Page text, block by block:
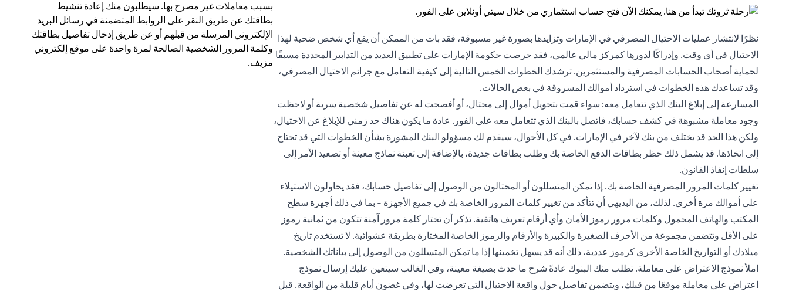
نظرًا لانتشار عمليات الاحتيال المصرفي في الإمارات وتزايدها بصورة غير مسبوقة، فقد بات من الممكن أن يقع أي شخص ضحية لهذا
الاحتيال في أي وقت. وإدراكًا لدورها كمركز مالي عالمي، فقد حرصت حكومة الإمارات على تطبيق العديد من التدابير المحددة مسبقًا
لحماية أصحاب الحسابات المصرفية والمستثمرين. ترشدك الخطوات الخمس التالية إلى كيفية التعامل مع جرائم الاحتيال المصرفي،
وقد تساعدك هذه الخطوات في استرداد أموالك المسروقة في بعض الحالات.
المسارعة إلى إبلاغ البنك الذي تتعامل معه: سواء قمت بتحويل أموال إلى محتال، أو أفصحت له عن تفاصيل شخصية سرية أو لاحظت
وجود معاملة مشبوهة في كشف حسابك، فاتصل بالبنك الذي تتعامل معه على الفور. عادة ما يكون هناك حد زمني للإبلاغ عن الاحتيال،
ولكن هذا الحد قد يختلف من بنك لآخر في الإمارات. في كل الأحوال، سيقدم لك مسؤولو البنك المشورة بشأن الخطوات التي قد تحتاج
إلى اتخاذها. قد يشمل ذلك حظر بطاقات الدفع الخاصة بك وطلب بطاقات جديدة، بالإضافة إلى تعبئة نماذج معينة أو تصعيد الأمر إلى
سلطات إنفاذ القانون.
تغيير كلمات المرور المصرفية الخاصة بك. إذا تمكن المتسللون أو المحتالون من الوصول إلى تفاصيل حسابك، فقد يحاولون الاستيلاء
على أموالك مرة أخرى. لذلك، من البديهي أن تتأكد من تغيير كلمات المرور الخاصة بك في جميع الأجهزة - بما في ذلك أجهزة سطح
المكتب والهاتف المحمول وكلمات مرور رموز الأمان وأي أرقام تعريف هاتفية. تذكر أن تختار كلمة مرور آمنة تتكون من ثمانية رموز
على الأقل وتتضمن مجموعة من الأحرف الصغيرة والكبيرة والأرقام والرموز الخاصة المختارة بطريقة عشوائية. لا تستخدم تاريخ
ميلادك أو التواريخ الخاصة الأخرى كرموز عددية، ذلك أنه قد يسهل تخمينها إذا ما تمكن المتسللون من الوصول إلى بياناتك الشخصية.
املأ نموذج الاعتراض على معاملة. تطلب منك البنوك عادةً شرح ما حدث بصيغة معينة، وفي الغالب سيتعين عليك إرسال نموذج
اعتراض على معاملة موقعًا من قبلك، ويتضمن تفاصيل حول واقعة الاحتيال التي تعرضت لها، وفي غضون أيام قليلة من الواقعة. قبل
بسبب معاملات غير مصرح بها. سيطلبون منك إعادة تنشيط
بطاقتك عن طريق النقر على الروابط المتضمنة في رسائل البريد
الإلكتروني المرسلة من قبلهم أو عن طريق إدخال تفاصيل بطاقتك
وكلمة المرور الشخصية الصالحة لمرة واحدة على موقع إلكتروني
مزيف.